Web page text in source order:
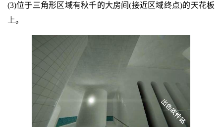
(3)位于三角形区域有秋千的大房间(接近区域终点)的天花板
上。